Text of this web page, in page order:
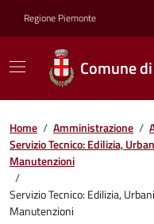
Regione Piemonte
Comune
Home / Amministrazione /
Servizio Tecnico: Edilizia,
Manutenzioni
/
Servizio Tecnico: Edilizia,
Manutenzioni